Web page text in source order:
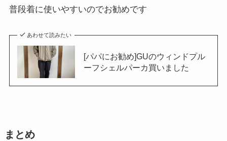
普段着に使いやすいのでお勧めです
あわせて読みたい
[パパにお勧め]GUのウィンドプル
ーフシェルパーカ買いました
まとめ